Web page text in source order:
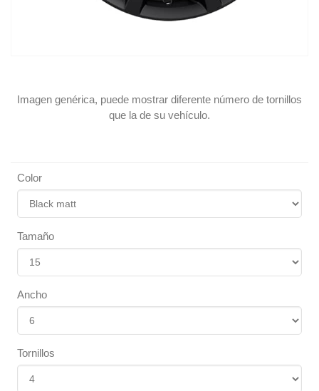
Imagen genérica, puede mostrar diferente número de tornillos
que la de su vehículo.
Color
Tamaño
Ancho
Tornillos